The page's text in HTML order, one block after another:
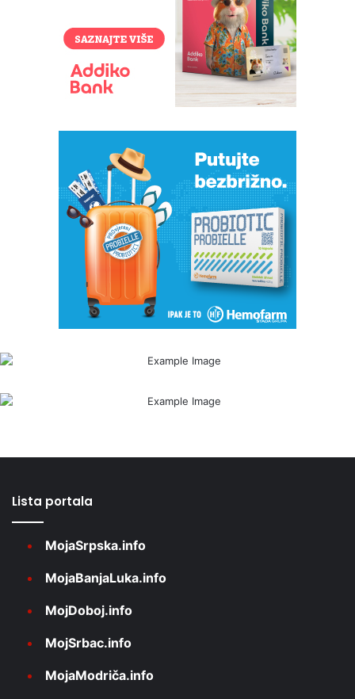
Lista portala
MojaSrpska.info
MojaBanjaLuka.info
MojDoboj.info
MojSrbac.info
MojaModriča.info